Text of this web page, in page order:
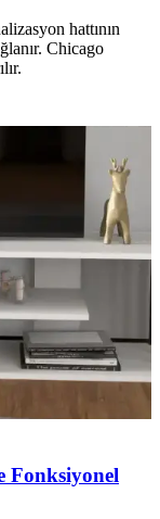
hattının
Chicago
Fonksiyonel